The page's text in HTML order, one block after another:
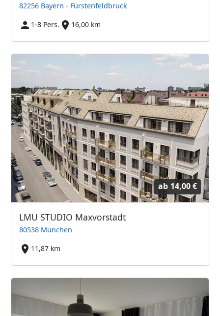
82256 Bayern - Fürstenfeldbruck
1-8 Pers.
16,00 km
ab 14,00 €
LMU STUDIO Maxvorstadt
80538 München
11,87 km